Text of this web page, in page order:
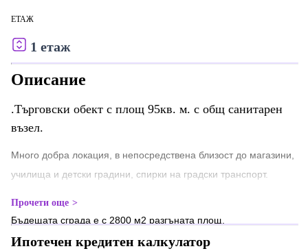
ЕТАЖ
1 етаж
Описание
.Търговски обект с площ 95кв. м. с общ санитарен
възел.
Много добра локация, в непосредствена близост до магазини,
училища и детски градини, спирки на градски транспорт.
Бъдещата сграда е с 2800 м2 разгъната площ.
Прочети още
Ипотечен кредитен калкулатор